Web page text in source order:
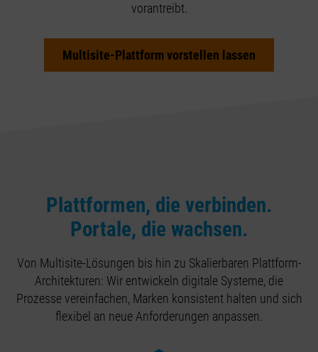
vorantreibt.
Multisite-Plattform vorstellen lassen
Plattformen, die verbinden.
Portale, die wachsen.
Von Multisite-Lösungen bis hin zu Skalierbaren Plattform-
Architekturen: Wir entwickeln digitale Systeme, die
Prozesse vereinfachen, Marken konsistent halten und sich
flexibel an neue Anforderungen anpassen.